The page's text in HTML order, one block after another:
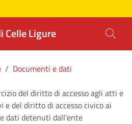
Celle Ligure
Documenti e dati
del diritto di accesso agli atti e
del diritto di accesso civico ai
dati detenuti dall'ente